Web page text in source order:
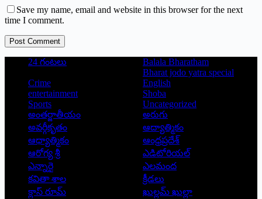
Save my name, email and website in this browser for the next
time I comment.
Post Comment
24 గంటలు
Balala Bharatham
Bharat jodo yatra special
Crime
English
entertainment
Shoba
Sports
Uncategorized
అంతర్జాతీయం
అరుగు
అవర్గీకృతం
ఆద్యాత్మికం
ఆధ్యాత్మికం
ఆంధ్రప్రదేశ్
ఆరోగ్య శ్రీ
ఎడిటోరియల్
ఎన్నారై
ఎలమంద
కవితా శాల
క్రీడలు
క్లాస్ రూమ్
ఖుల్లమ్ ఖుల్లా